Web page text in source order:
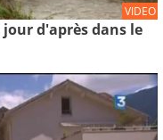
VIDEO
d'après dans le